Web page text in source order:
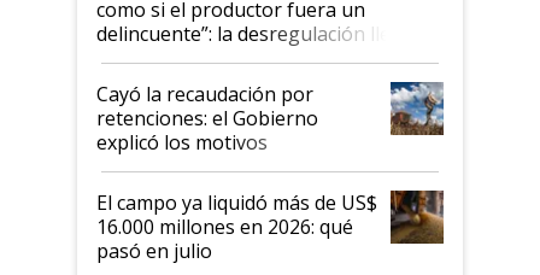
como si el productor fuera un
delincuente”: la desregulación llegó
al Congreso Aapresid y hasta se
habló del financiamiento al IPCVA
Cayó la recaudación por
retenciones: el Gobierno
explicó los motivos
El campo ya liquidó más de US$
16.000 millones en 2026: qué
pasó en julio